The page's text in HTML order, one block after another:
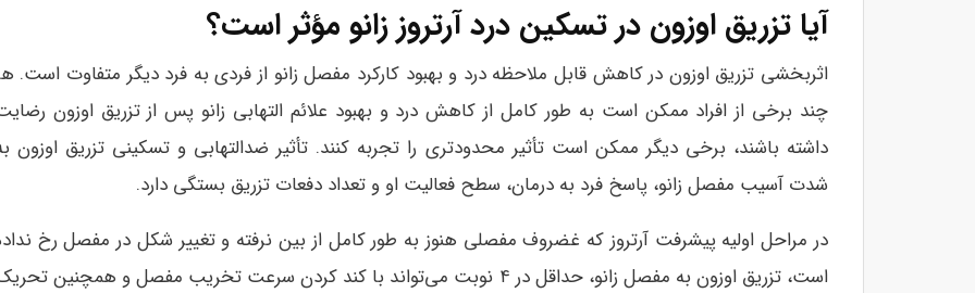
آیا تزریق اوزون در تسکین درد آرتروز زانو مؤثر است؟
اثربخشی تزریق اوزون در کاهش قابل ملاحظه درد و بهبود کارکرد مفصل زانو از فردی به فرد دیگر متفاوت است.
چند برخی از افراد ممکن است به طور کامل از کاهش درد و بهبود علائم التهابی زانو پس از تزریق اوزون
داشته ‌باشند، برخی دیگر ممکن است تأثیر محدودتری را تجربه کنند. تأثیر ضدالتهابی و تسکینی تزریق اوزون
شدت آسیب مفصل زانو، پاسخ فرد به درمان، سطح فعالیت او و تعداد دفعات تزریق بستگی دارد.
در مراحل اولیه پیشرفت آرتروز که غضروف مفصلی هنوز به طور کامل از بین نرفته و تغییر شکل در مفصل رخ
است، تزریق اوزون به مفصل زانو، حداقل در ۴ نوبت می‌تواند با کند کردن سرعت تخریب مفصل و همچنین